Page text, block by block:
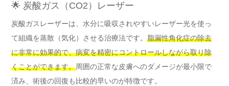
🌟 炭酸ガス（CO2）レーザー
炭酸ガスレーザーは、水分に吸収されやすいレーザー光を使っ
て組織を蒸散（気化）させる治療法です。 脂漏性角化症の除去
に非常に効果的で、病変を精密にコントロールしながら取り除
くことができます。周囲の正常な皮膚へのダメージが最小限で
済み、術後の回復も比較的早いのが特徴です。